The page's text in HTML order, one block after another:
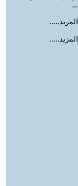
...
المزيد.....
المزيد.....